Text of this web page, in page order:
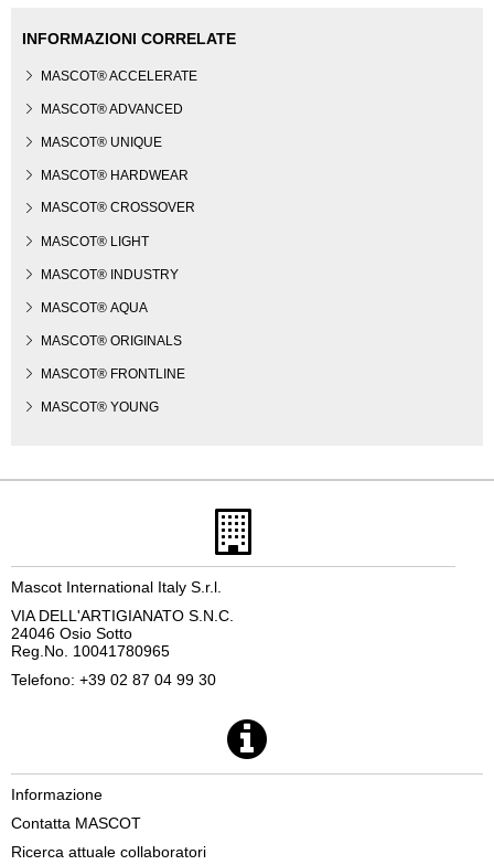
INFORMAZIONI CORRELATE
MASCOT® ACCELERATE
MASCOT® ADVANCED
MASCOT® UNIQUE
MASCOT® HARDWEAR
MASCOT® CROSSOVER
MASCOT® LIGHT
MASCOT® INDUSTRY
MASCOT® AQUA
MASCOT® ORIGINALS
MASCOT® FRONTLINE
MASCOT® YOUNG
Mascot International Italy S.r.l.
VIA DELL'ARTIGIANATO S.N.C.
24046 Osio Sotto
Reg.No. 10041780965
Telefono: +39 02 87 04 99 30
Informazione
Contatta MASCOT
Ricerca attuale collaboratori